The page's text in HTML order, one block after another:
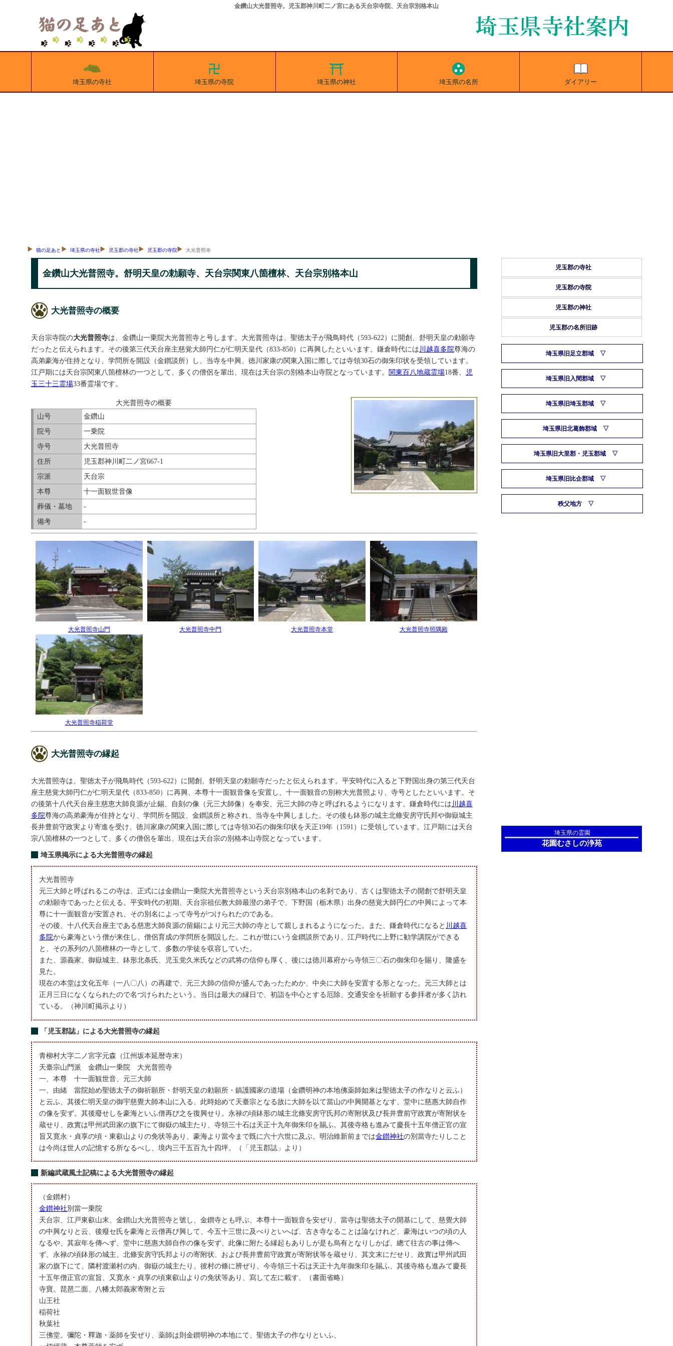
金鑽山大光普照寺。児玉郡神川町二ノ宮にある天台宗寺院、天台宗別格本山
埼玉県の寺社 埼玉県の寺院 埼玉県の神社 埼玉県の名所 ダイアリー
猫の足あと 埼玉県の寺社 児玉郡の寺社 児玉郡の寺院 大光普照寺
金鑽山大光普照寺。舒明天皇の勅願寺、天台宗関東八箇檀林、天台宗別格本山
大光普照寺の概要
天台宗寺院の大光普照寺は、金鑽山一乗院大光普照寺と号します。大光普照寺は、聖徳太子が飛鳥時代（593-622）に開創、舒明天皇の勅願寺
だったと伝えられます。その後第三代天台座主慈覚大師円仁が仁明天皇代（833-850）に再興したといいます。鎌倉時代には川越喜多院尊海の
高弟豪海が住持となり、学問所を開設（金鑚談所）し、当寺を中興、徳川家康の関東入国に際しては寺領30石の御朱印状を受領しています。
江戸期には天台宗関東八箇檀林の一つとして、多くの僧侶を輩出、現在は天台宗の別格本山寺院となっています。 関東百八地蔵霊場18番、
児
玉三十三霊場33番霊場です。
大光普照寺の概要
山号
金鑽山
院号
一乗院
寺号
大光普照寺
住所
児玉郡神川町二ノ宮667-1
宗派
天台宗
本尊
十一面観世音像
葬儀・墓地
-
備考
-
大光普照寺山門 大光普照寺中門 大光普照寺本堂 大光普照寺照隅殿
大光普照寺稲荷堂
大光普照寺の縁起
大光普照寺は、聖徳太子が飛鳥時代（593-622）に開創、舒明天皇の勅願寺だったと伝えられます。平安時代に入ると下野国出身の第三代天台
座主慈覚大師円仁が仁明天皇代（833-850）に再興、本尊十一面観音像を安置し、十一面観音の別称大光普照より、寺号としたといいます。そ
の後第十八代天台座主慈恵大師良源が止錫、自刻の像（元三大師像）を奉安、元三大師の寺と呼ばれるようになります。鎌倉時代には 川越喜
多院尊海の高弟豪海が住持となり、学問所を開設、金鑚談所と称され、当寺を中興しました。その後も鉢形の城主北條安房守氏邦や御嶽城主
長井豊前守政実より寄進を受け、徳川家康の関東入国に際しては寺領30石の御朱印状を天正19年（1591）に受領しています。江戸期には天台
宗八箇檀林の一つとして、多くの僧侶を輩出、現在は天台宗の別格本山寺院となっています。
埼玉県掲示による大光普照寺の縁起
大光普照寺
元三大師と呼ばれるこの寺は、正式には金鑚山一乗院大光普照寺という天台宗別格本山の名刹であり、古くは聖徳太子の開創で舒明天皇
の勅願寺であったと伝える。平安時代の初期、天台宗祖伝教大師最澄の弟子で、下野国（栃木県）出身の慈覚大師円仁の中興によって本
尊に十一面観音が安置され、その別名によって寺号がつけられたのである。
その後、十八代天台座主である慈恵大師良源の留錫により元三大師の寺として親しまれるようになった。また、鎌倉時代になると 川越喜
多院から豪海という僧が来住し、僧侶育成の学問所を開設した。これが世にいう金鑚談所であり、江戸時代に上野に勧学講院ができる
と、その系列の八箇檀林の一寺として、多数の学徒を収容していた。
また、源義家、御嶽城主、鉢形北条氏、児玉党久米氏などの武将の信仰も厚く、後には徳川幕府から寺領三〇石の御朱印を賜り、隆盛を
見た。
現在の本堂は文化五年（一八〇八）の再建で、元三大師の信仰が盛んであったためか、中央に大師を安置する形となった。元三大師とは
正月三日になくなられたので名づけられたという。当日は最大の縁日で、初詣を中心とする厄除、交通安全を祈願する参拝者が多く訪れ
ている。（神川町掲示より）
「児玉郡誌」による大光普照寺の縁起
青柳村大字二ノ宮字元森（江州坂本延暦寺末）
天臺宗山門派 金鑽山一乗院 大光普照寺
一、本尊 十一面観世音、元三大師
一、由緒 當院始め聖徳太子の御祈願所・舒明天皇の勅願所・鎮護國家の道場（金鑽明神の本地佛薬師如来は聖徳太子の作なりと云ふ）
と云ふ、其後仁明天皇の御宇慈覺大師本山に入る、此時始めて天臺宗となる故に大師を以て當山の中興開基となす、堂中に慈惠大師自作
の像を安ず。其後廢せしを豪海といふ僧再び之を復興せり。永禄の頃鉢形の城主北條安房守氏邦の寄附状及び長井豊前守政實が寄附状を
蔵せり、政實は甲州武田家の旗下にて御嶽の城主たり、寺領三十石は天正十九年御朱印を賜ふ。其後寺格も進みて慶長十五年僧正官の宣
旨又寛永・貞享の頃・東叡山よりの免状等あり、豪海より當今まで既に六十六世に及ぶ。明治維新前までは金鑚神社の別當寺たりしこと
は今尚ほ世人の記憶する所なるべし、境内三千五百九十四坪。（「児玉郡誌」より）
新編武蔵風土記稿による大光普照寺の縁起
（金鑚村）
金鑚神社別當一乗院
天台宗、江戸東叡山末、金鑚山大光普照寺と號し、金鑚寺とも呼ぶ、本尊十一面観音を安ぜり、當寺は聖徳太子の開基にして、慈覺大師
の中興なりと云、後癈セ氏を豪海と云僧再び興して、今五十三世に及べりといへば、古き寺なることは論なけれど、豪海はいつの頃の人
なるや、其寂年を傳へず、堂中に慈惠大師自作の像を安ず、此像に附たる縁起もありしが是も烏有となりしかば、總て往古の事は傳へ
ず、永禄の頃鉢形の城主、北條安房守氏邦よりの寄附状、および長井豊前守政實が寄附状等を蔵せり、其文末にだせり、政實は甲州武田
家の旗下にて、隣村渡瀬村の内、御嶽の城主たり、彼村の條に辨ぜり、今寺領三十石は天正十九年御朱印を賜ふ、其後寺格も進みて慶長
十五年僧正官の宣旨、又寛永・貞享の頃東叡山よりの免状等あり、寫して左に載す、（書面省略）
寺寶。琵琶二面、八幡太郎義家寄附と云
山王社
稲荷社
秋葉社
三佛堂。彌陀・釋迦・薬師を安ぜり、薬師は則金鑚明神の本地にて、聖徳太子の作なりといふ、
児玉郡の寺社
児玉郡の寺院
児玉郡の神社
児玉郡の名所旧跡
埼玉県旧足立郡域
埼玉県旧入間郡域
埼玉県旧埼玉郡域
埼玉県旧北葛飾郡域
埼玉県旧大里郡・児玉郡域
埼玉県旧比企郡域
秩父地方
埼玉県の霊園
花園むさしの浄苑